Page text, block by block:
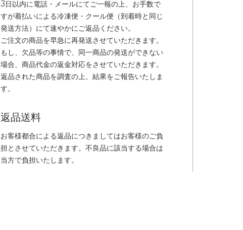
3日以内に電話・メールにてご一報の上、お手数で
すが着払いによる冷凍便・クール便（到着時と同じ
発送方法）にて速やかにご返品ください。
ご注文の商品を早急に再発送させていただきます。
もし、欠品等の事情で、同一商品の発送ができない
場合、商品代金の返金対応をさせていただきます。
返品された商品を調査の上、結果をご報告いたしま
す。
返品送料
お客様都合による返品につきましてはお客様のご負
担とさせていただきます。不良品に該当する場合は
当方で負担いたします。